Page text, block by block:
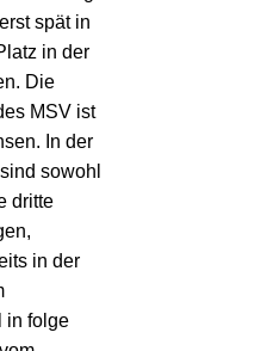
spät in
in der
Die
MSV ist
In der
sowohl
dritte
in der
in folge